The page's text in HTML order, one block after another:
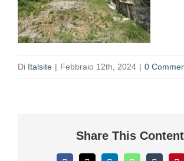
Di Italsite | Febbraio 12th, 2024 | 0
Share This